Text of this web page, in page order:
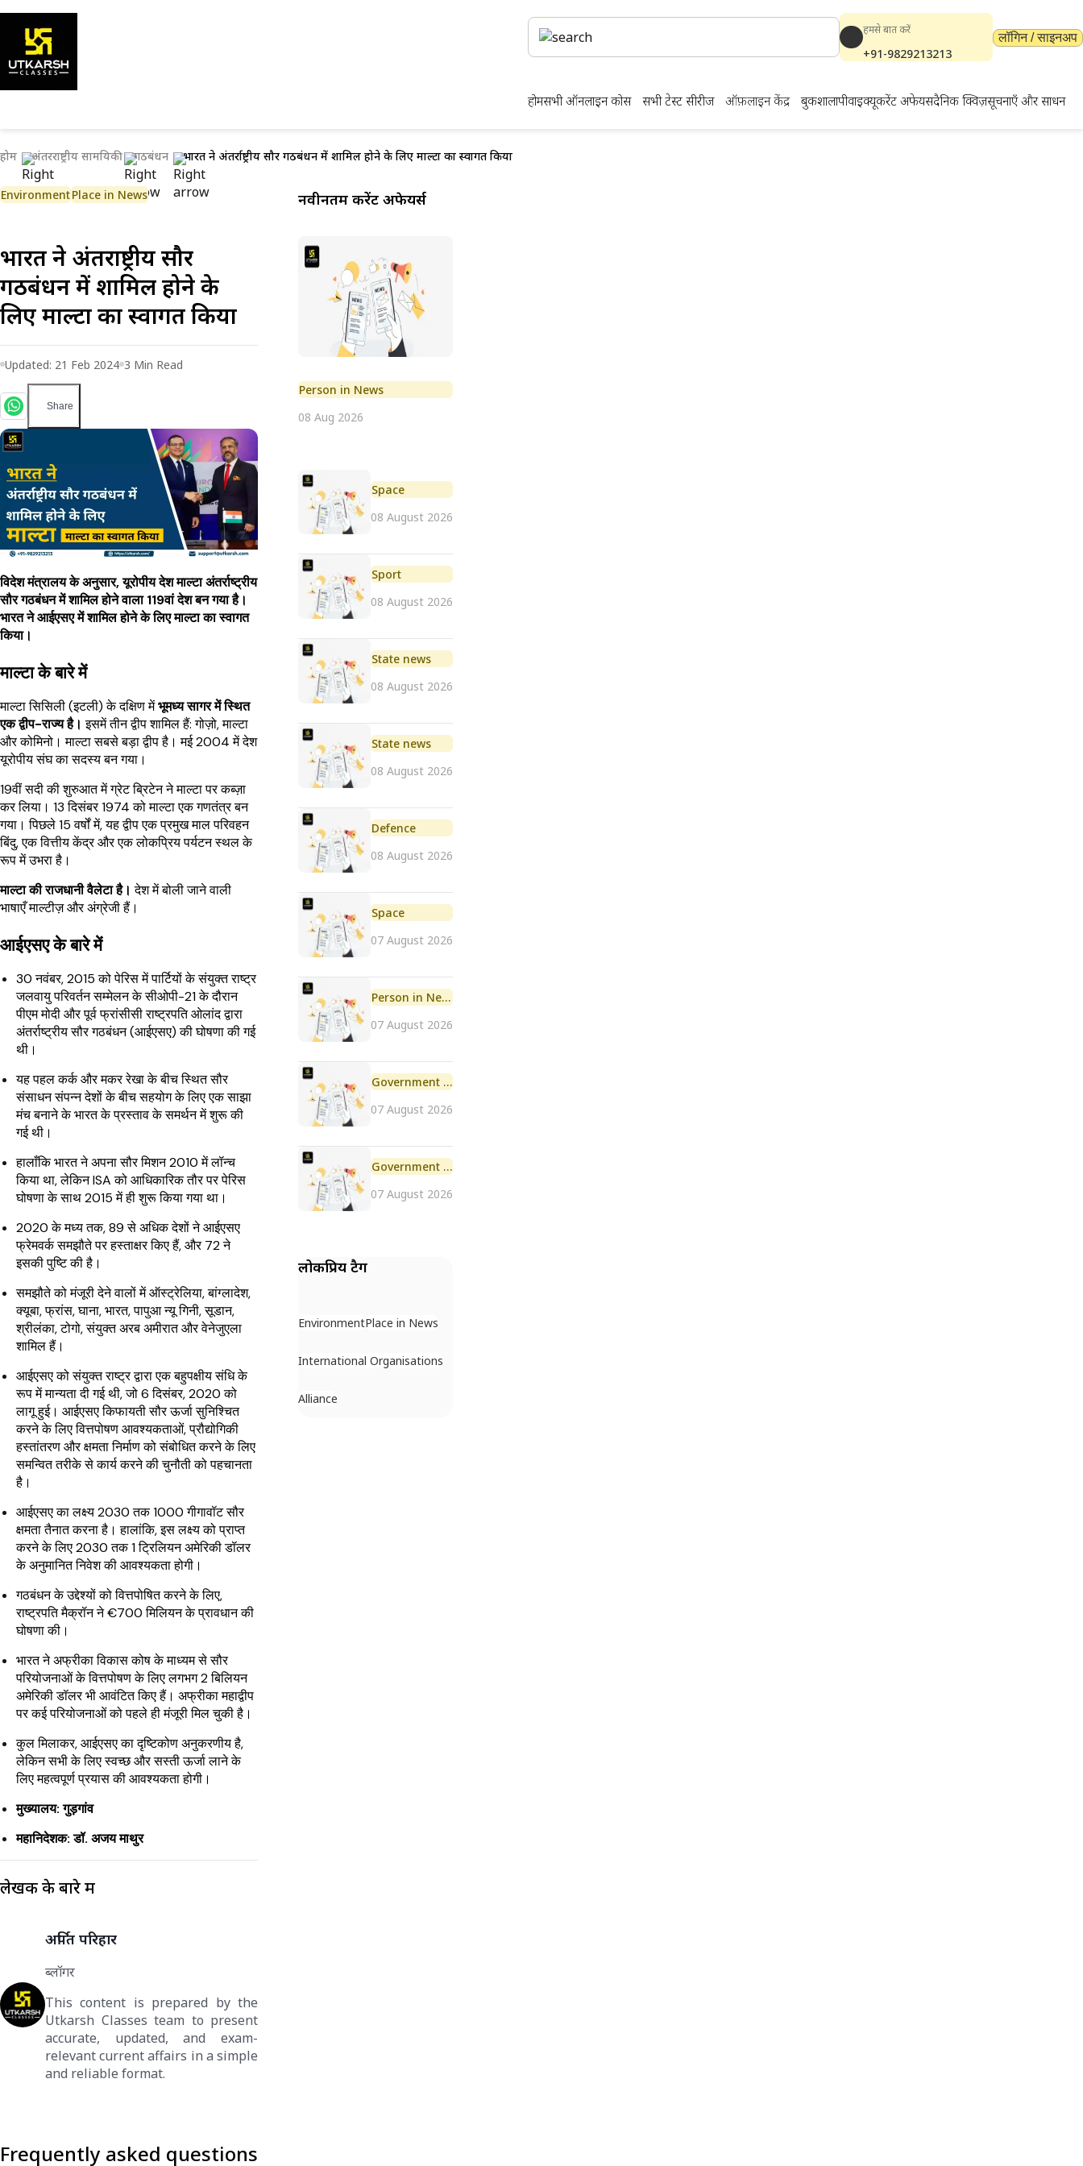
हमसे बात करें
+91-9829213213
लॉगिन / साइनअप
होमसभी ऑनलाइन कोर्स सभी टेस्ट सीरीज ऑफ़लाइन केंद्र बुकशालापीवाईक्यूकरेंट अफेयर्सदैनिक क्विज़सूचनाएँ और साधन
होम अंतरराष्ट्रीय सामयिकी गठबंधन भारत ने अंतर्राष्ट्रीय सौर गठबंधन में शामिल होने के लिए माल्टा का स्वागत किया
EnvironmentPlace in News
भारत ने अंतर्राष्ट्रीय सौर
गठबंधन में शामिल होने के
लिए माल्टा का स्वागत किया
Updated: 21 Feb 2024 3 Min Read
Share
विदेश मंत्रालय के अनुसार, यूरोपीय देश माल्टा अंतर्राष्ट्रीय
सौर गठबंधन में शामिल होने वाला 119वां देश बन गया है।
भारत ने आईएसए में शामिल होने के लिए माल्टा का स्वागत
किया।
माल्टा के बारे में
माल्टा सिसिली (इटली) के दक्षिण मेंभूमध्य सागर में स्थित
एक द्वीप-राज्य है।इसमें तीन द्वीप शामिल हैं: गोज़ो, माल्टा
और कोमिनो। माल्टा सबसे बड़ा द्वीप है। मई 2004 में देश
यूरोपीय संघ का सदस्य बन गया।
19वीं सदी की शुरुआत में ग्रेट ब्रिटेन ने माल्टा पर कब्ज़ा
कर लिया। 13 दिसंबर 1974 को माल्टा एक गणतंत्र बन
गया। पिछले 15 वर्षों में, यह द्वीप एक प्रमुख माल परिवहन
बिंदु, एक वित्तीय केंद्र और एक लोकप्रिय पर्यटन स्थल के
रूप में उभरा है।
माल्टा की राजधानी वैलेटा है। देश में बोली जाने वाली
भाषाएँ माल्टीज़ और अंग्रेजी हैं।
आईएसए के बारे में
30 नवंबर, 2015 को पेरिस में पार्टियों के संयुक्त राष्ट्र
जलवायु परिवर्तन सम्मेलन के सीओपी-21 के दौरान
पीएम मोदी और पूर्व फ्रांसीसी राष्ट्रपति ओलांद द्वारा
अंतर्राष्ट्रीय सौर गठबंधन (आईएसए) की घोषणा की गई
थी।
यह पहल कर्क और मकर रेखा के बीच स्थित सौर
संसाधन संपन्न देशों के बीच सहयोग के लिए एक साझा
मंच बनाने के भारत के प्रस्ताव के समर्थन में शुरू की
गई थी।
हालाँकि भारत ने अपना सौर मिशन 2010 में लॉन्च
किया था, लेकिन ISA को आधिकारिक तौर पर पेरिस
घोषणा के साथ 2015 में ही शुरू किया गया था।
2020 के मध्य तक, 89 से अधिक देशों ने आईएसए
फ्रेमवर्क समझौते पर हस्ताक्षर किए हैं, और 72 ने
इसकी पुष्टि की है।
समझौते को मंजूरी देने वालों में ऑस्ट्रेलिया, बांग्लादेश,
क्यूबा, ​​फ्रांस, घाना, भारत, पापुआ न्यू गिनी, सूडान,
श्रीलंका, टोगो, संयुक्त अरब अमीरात और वेनेजुएला
शामिल हैं।
आईएसए को संयुक्त राष्ट्र द्वारा एक बहुपक्षीय संधि के
रूप में मान्यता दी गई थी, जो 6 दिसंबर, 2020 को
लागू हुई। आईएसए किफायती सौर ऊर्जा सुनिश्चित
करने के लिए वित्तपोषण आवश्यकताओं, प्रौद्योगिकी
हस्तांतरण और क्षमता निर्माण को संबोधित करने के लिए
समन्वित तरीके से कार्य करने की चुनौती को पहचानता
है।
आईएसए का लक्ष्य 2030 तक 1000 गीगावॉट सौर
क्षमता तैनात करना है। हालांकि, इस लक्ष्य को प्राप्त
करने के लिए 2030 तक 1 ट्रिलियन अमेरिकी डॉलर
के अनुमानित निवेश की आवश्यकता होगी।
गठबंधन के उद्देश्यों को वित्तपोषित करने के लिए,
राष्ट्रपति मैक्रॉन ने €700 मिलियन के प्रावधान की
घोषणा की।
भारत ने अफ्रीका विकास कोष के माध्यम से सौर
परियोजनाओं के वित्तपोषण के लिए लगभग 2 बिलियन
अमेरिकी डॉलर भी आवंटित किए हैं। अफ्रीका महाद्वीप
पर कई परियोजनाओं को पहले ही मंजूरी मिल चुकी है।
कुल मिलाकर, आईएसए का दृष्टिकोण अनुकरणीय है,
लेकिन सभी के लिए स्वच्छ और सस्ती ऊर्जा लाने के
लिए महत्वपूर्ण प्रयास की आवश्यकता होगी।
मुख्यालय: गुड़गांव
महानिदेशक: डॉ. अजय माथुर
लेखक के बारे में
अर्पित परिहार
ब्लॉगर
This content is prepared by the
Utkarsh Classes team to present
accurate, updated, and exam-
relevant current affairs in a simple
and reliable format.
नवीनतम करेंट अफेयर्स
Person in News
08 Aug 2026
Space
08 August 2026
Sport
08 August 2026
State news
08 August 2026
State news
08 August 2026
Defence
08 August 2026
Space
07 August 2026
Person in News
07 August 2026
Government Initiative
07 August 2026
Government Scheme
07 August 2026
लोकप्रिय टैग
EnvironmentPlace in News
International Organisations
Alliance
Frequently asked questions